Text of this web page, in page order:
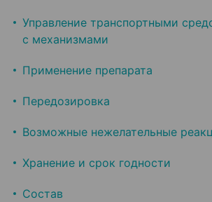
Управление транспортными
с механизмами
Применение препарата
Передозировка
Возможные нежелательные
Хранение и срок годности
Состав